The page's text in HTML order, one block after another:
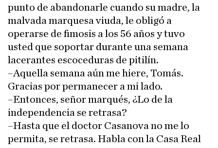
punto de abandonarle cuando su madre, la
malvada marquesa viuda, le obligó a
operarse de fimosis a los 56 años y tuvo
usted que soportar durante una semana
lacerantes escoceduras de pitilín.
–Aquella semana aún me hiere, Tomás.
Gracias por permanecer a mi lado.
–Entonces, señor marqués, ¿Lo de la
independencia se retrasa?
–Hasta que el doctor Casanova no me lo
permita, se retrasa. Habla con la Casa Real